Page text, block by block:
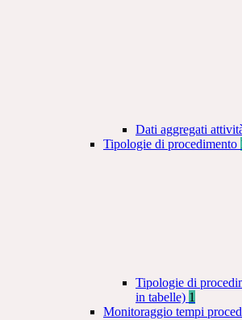
Dati aggregati
Tipologie di procedimento
Tipologie di
in tabelle) 1
Monitoraggio tempi